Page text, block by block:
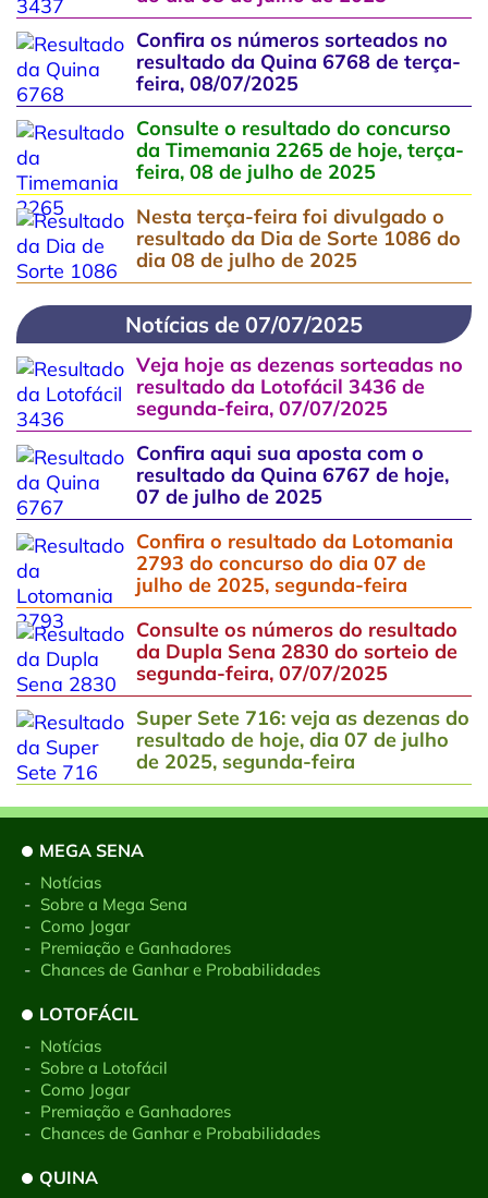
Confira os números sorteados no
resultado da Quina 6768 de terça-
feira, 08/07/2025
Consulte o resultado do concurso
da Timemania 2265 de hoje, terça-
feira, 08 de julho de 2025
Nesta terça-feira foi divulgado o
resultado da Dia de Sorte 1086 do
dia 08 de julho de 2025
Notícias de 07/07/2025
Veja hoje as dezenas sorteadas no
resultado da Lotofácil 3436 de
segunda-feira, 07/07/2025
Confira aqui sua aposta com o
resultado da Quina 6767 de hoje,
07 de julho de 2025
Confira o resultado da Lotomania
2793 do concurso do dia 07 de
julho de 2025, segunda-feira
Consulte os números do resultado
da Dupla Sena 2830 do sorteio de
segunda-feira, 07/07/2025
Super Sete 716: veja as dezenas do
resultado de hoje, dia 07 de julho
de 2025, segunda-feira
MEGA SENA
- Notícias
- Sobre a Mega Sena
- Como Jogar
- Premiação e Ganhadores
- Chances de Ganhar e Probabilidades
LOTOFÁCIL
- Notícias
- Sobre a Lotofácil
- Como Jogar
- Premiação e Ganhadores
- Chances de Ganhar e Probabilidades
QUINA